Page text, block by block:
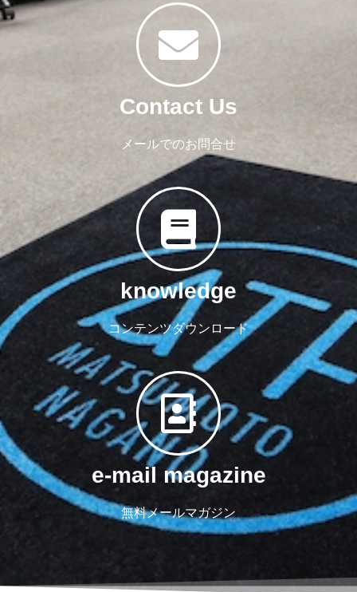
Contact Us
メールでのお問合せ
knowledge
コンテンツダウンロード
e-mail magazine
無料メールマガジン